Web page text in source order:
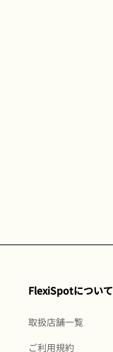
FlexiSpotについて
取扱店舗一覧
ご利用規約